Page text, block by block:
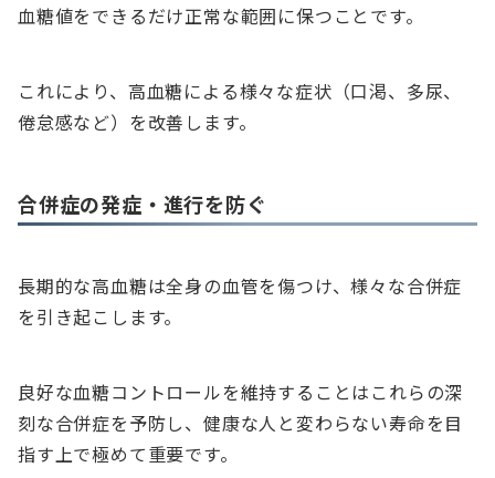
血糖値をできるだけ正常な範囲に保つことです。
これにより、高血糖による様々な症状（口渇、多尿、
倦怠感など）を改善します。
合併症の発症・進行を防ぐ
長期的な高血糖は全身の血管を傷つけ、様々な合併症
を引き起こします。
良好な血糖コントロールを維持することはこれらの深
刻な合併症を予防し、健康な人と変わらない寿命を目
指す上で極めて重要です。